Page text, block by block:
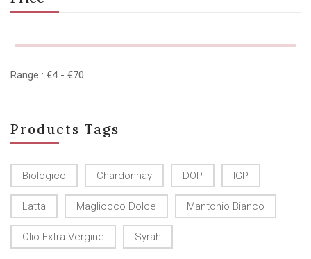
Range : €4 - €70
Products Tags
Biologico Chardonnay DOP IGP
Latta Magliocco Dolce Mantonio Bianco
Olio Extra Vergine Syrah